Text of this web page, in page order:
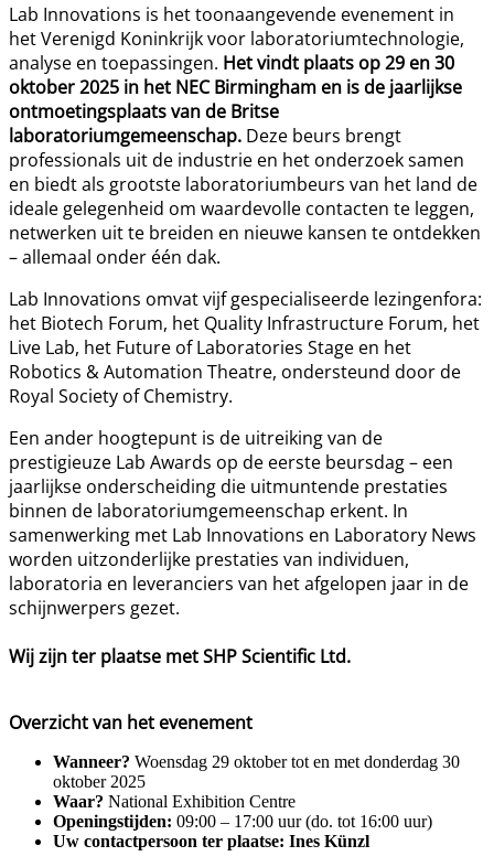
Lab Innovations is het toonaangevende evenement in
het Verenigd Koninkrijk voor laboratoriumtechnologie,
analyse en toepassingen. Het vindt plaats op 29 en 30
oktober 2025 in het NEC Birmingham en is de jaarlijkse
ontmoetingsplaats van de Britse
laboratoriumgemeenschap. Deze beurs brengt
professionals uit de industrie en het onderzoek samen
en biedt als grootste laboratoriumbeurs van het land de
ideale gelegenheid om waardevolle contacten te leggen,
netwerken uit te breiden en nieuwe kansen te ontdekken
– allemaal onder één dak.
Lab Innovations omvat vijf gespecialiseerde lezingenfora:
het Biotech Forum, het Quality Infrastructure Forum, het
Live Lab, het Future of Laboratories Stage en het
Robotics & Automation Theatre, ondersteund door de
Royal Society of Chemistry.
Een ander hoogtepunt is de uitreiking van de
prestigieuze Lab Awards op de eerste beursdag – een
jaarlijkse onderscheiding die uitmuntende prestaties
binnen de laboratoriumgemeenschap erkent. In
samenwerking met Lab Innovations en Laboratory News
worden uitzonderlijke prestaties van individuen,
laboratoria en leveranciers van het afgelopen jaar in de
schijnwerpers gezet.
Wij zijn ter plaatse met SHP Scientific Ltd.
Overzicht van het evenement
Wanneer? Woensdag 29 oktober tot en met donderdag 30
oktober 2025
Waar? National Exhibition Centre
Openingstijden: 09:00 – 17:00 uur (do. tot 16:00 uur)
Uw contactpersoon ter plaatse: Ines Künzl